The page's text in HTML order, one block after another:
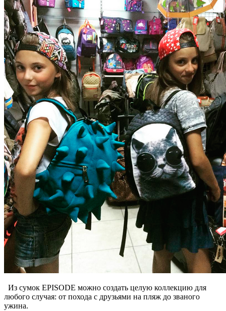
Из сумок EPISODE можно создать целую коллекцию для
любого случая: от похода с друзьями на пляж до званого
ужина.